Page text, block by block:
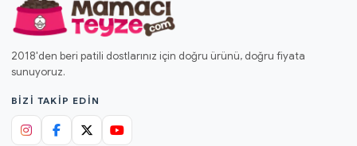
2018'den beri patili dostlarınız için doğru ürünü, doğru fiyata
sunuyoruz.
BIZI TAKIP EDIN